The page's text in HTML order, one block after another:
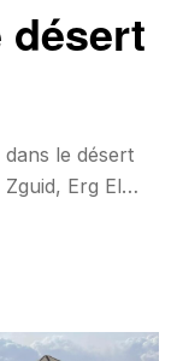
désert
le désert
Erg El
des dunes
ciel étoilé,
130€ […]